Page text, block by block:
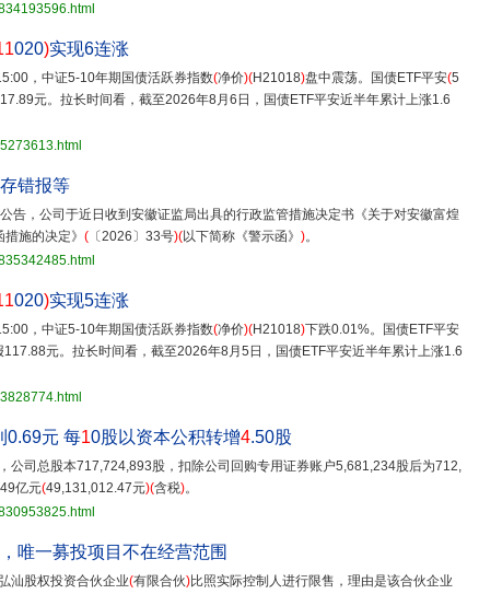
020)实现6连涨
，中证5-10年期国债活跃券指数(净价)(H21018)盘中震荡。国债ETF平安(5
元。拉长时间看，截至2026年8月6日，国债ETF平安近半年累计上涨1.6
错报等
告，公司于近日收到安徽证监局出具的行政监管措施决定书《关于对安徽富煌
施的决定》 ( 〔2026〕33号)(以下简称《警示函》 )。
020)实现5连涨
，中证5-10年期国债活跃券指数(净价)(H21018)下跌0.01%。国债ETF平安
元。拉长时间看，截至2026年8月5日，国债ETF平安近半年累计上涨1.6
0.69元 每10股以资本公积转增4.50股
公司总股本717,724,893股，扣除公司回购专用证券账户5,681,234股后为712,
亿元(49,131,012.47元)(含税)。
唯一募投项目不在经营范围
汕股权投资合伙企业(有限合伙)比照实际控制人进行限售，理由是该合伙企业